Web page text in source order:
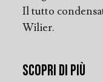
Il tutto
Wilier.
Scopri di più